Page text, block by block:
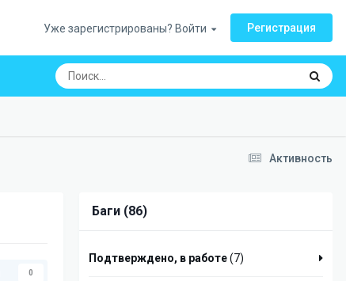
Уже зарегистрированы? Войти Регистрация
Активность
0
Баги (86)
Подтверждено, в работе(7)